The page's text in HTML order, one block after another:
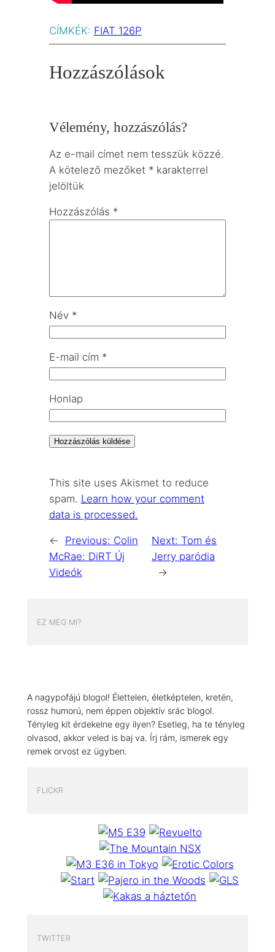
CÍMKÉK: FIAT 126P
Hozzászólások
Vélemény, hozzászólás?
Az e-mail címet nem tesszük közzé.
A kötelező mezőket *karakterrel
jelöltük
Hozzászólás *
Név *
E-mail cím *
Honlap
This site uses Akismet to reduce
spam. Learn how your comment
data is processed.
← Previous: Colin
McRae: DiRT Új
Videók
Next:Tom és
Jerry paródia
→
EZ MEG MI?
A nagypofájú blogol! Élettelen, életképtelen, kretén,
rossz humorú, nem éppen objektív srác blogol.
Tényleg kit érdekelne egy ilyen? Esetleg, ha te tényleg
olvasod, akkor veled is baj va. Írj rám, ismerek egy
remek orvost ez ügyben.
FLICKR
TWITTER